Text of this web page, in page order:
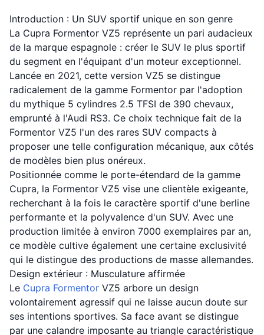
Introduction : Un SUV sportif unique en son genre
La Cupra Formentor VZ5 représente un pari audacieux
de la marque espagnole : créer le SUV le plus sportif
du segment en l'équipant d'un moteur exceptionnel.
Lancée en 2021, cette version VZ5 se distingue
radicalement de la gamme Formentor par l'adoption
du mythique 5 cylindres 2.5 TFSI de 390 chevaux,
emprunté à l'Audi RS3. Ce choix technique fait de la
Formentor VZ5 l'un des rares SUV compacts à
proposer une telle configuration mécanique, aux côtés
de modèles bien plus onéreux.
Positionnée comme le porte-étendard de la gamme
Cupra, la Formentor VZ5 vise une clientèle exigeante,
recherchant à la fois le caractère sportif d'une berline
performante et la polyvalence d'un SUV. Avec une
production limitée à environ 7000 exemplaires par an,
ce modèle cultive également une certaine exclusivité
qui le distingue des productions de masse allemandes.
Design extérieur : Musculature affirmée
Le Cupra Formentor VZ5 arbore un design
volontairement agressif qui ne laisse aucun doute sur
ses intentions sportives. Sa face avant se distingue
par une calandre imposante au triangle caractéristique